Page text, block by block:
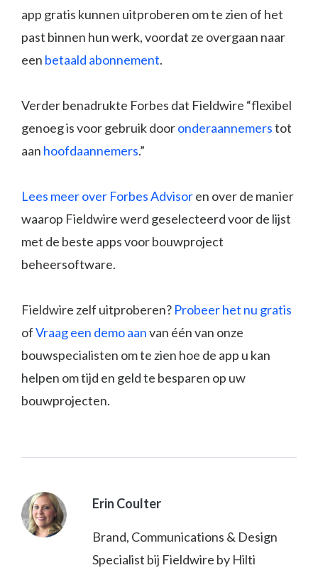
app gratis kunnen uitproberen om te zien of het
past binnen hun werk, voordat ze overgaan naar
een betaald abonnement.
Verder benadrukte Forbes dat Fieldwire “flexibel
genoeg is voor gebruik dooronderaannemerstot
aan hoofdaannemers.”
Lees meer over Forbes Advisoren over de manier
waarop Fieldwire werd geselecteerd voor de lijst
met de beste apps voor bouwproject
beheersoftware.
Fieldwire zelf uitproberen? Probeer het nu gratis
ofVraag een demo aanvan één van onze
bouwspecialisten om te zien hoe de app u kan
helpen om tijd en geld te besparen op uw
bouwprojecten.
Erin Coulter
Brand, Communications & Design
Specialist bij Fieldwire by Hilti